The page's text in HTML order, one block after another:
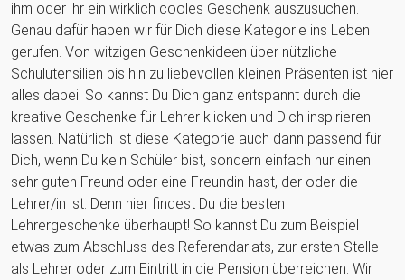
ihm oder ihr ein wirklich cooles Geschenk auszusuchen.
Genau dafür haben wir für Dich diese Kategorie ins Leben
gerufen. Von witzigen Geschenkideen über nützliche
Schulutensilien bis hin zu liebevollen kleinen Präsenten ist hier
alles dabei. So kannst Du Dich ganz entspannt durch die
kreative Geschenke für Lehrer klicken und Dich inspirieren
lassen. Natürlich ist diese Kategorie auch dann passend für
Dich, wenn Du kein Schüler bist, sondern einfach nur einen
sehr guten Freund oder eine Freundin hast, der oder die
Lehrer/in ist. Denn hier findest Du die besten
Lehrergeschenke überhaupt! So kannst Du zum Beispiel
etwas zum Abschluss des Referendariats, zur ersten Stelle
als Lehrer oder zum Eintritt in die Pension überreichen. Wir